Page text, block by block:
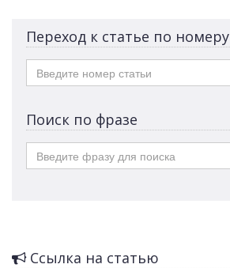
Переход к статье по номеру
Поиск по фразе
Ссылка на статью